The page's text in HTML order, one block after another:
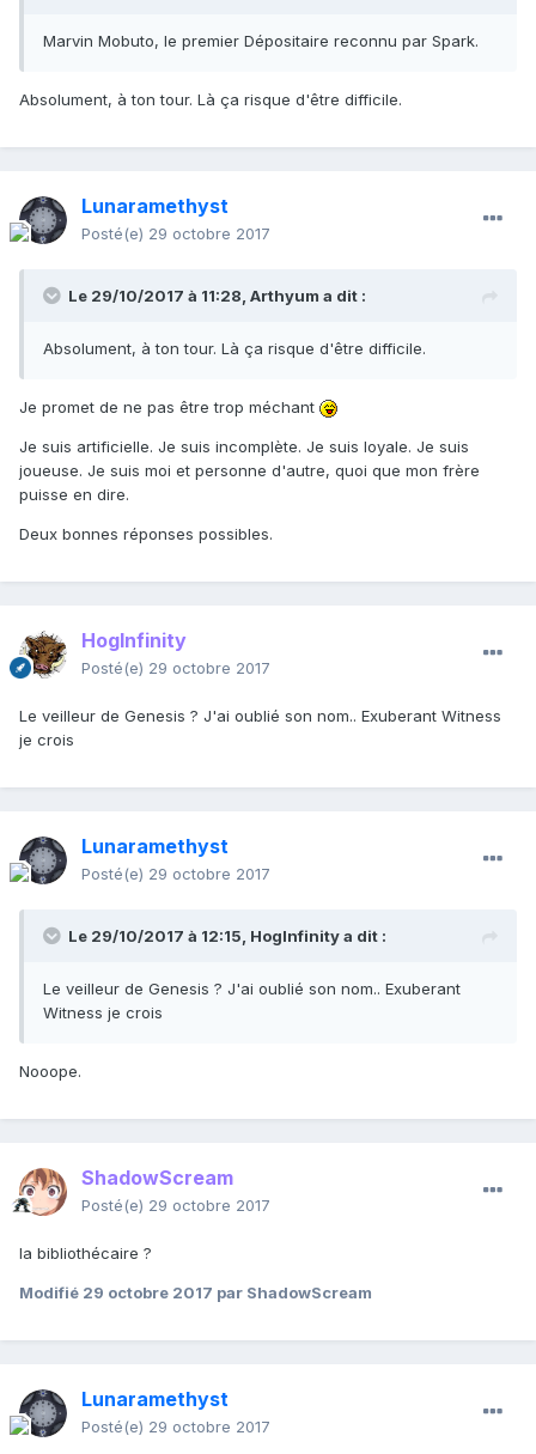
Marvin Mobuto, le premier Dépositaire reconnu par Spark.
Absolument, à ton tour. Là ça risque d'être difficile.
Lunaramethyst
Posté(e) 29 octobre 2017
Le 29/10/2017 à 11:28, Arthyum a dit :
Absolument, à ton tour. Là ça risque d'être difficile.
Je promet de ne pas être trop méchant
Je suis artificielle. Je suis incomplète. Je suis loyale. Je suis
joueuse. Je suis moi et personne d'autre, quoi que mon frère
puisse en dire.
Deux bonnes réponses possibles.
HogInfinity
Posté(e) 29 octobre 2017
Le veilleur de Genesis ? J'ai oublié son nom.. Exuberant Witness
je crois
Lunaramethyst
Posté(e) 29 octobre 2017
Le 29/10/2017 à 12:15, HogInfinitya dit :
Le veilleur de Genesis ? J'ai oublié son nom.. Exuberant
Witness je crois
Nooope.
ShadowScream
Posté(e) 29 octobre 2017
la bibliothécaire ?
Modifié 29 octobre 2017 par ShadowScream
Lunaramethyst
Posté(e) 29 octobre 2017